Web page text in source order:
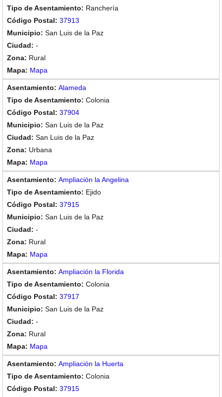
Ranchería
37913
San Luis de la Paz
-
Rural
Mapa
Alameda
Colonia
37904
San Luis de la Paz
San Luis de la Paz
Urbana
Mapa
Ampliación la Angelina
Ejido
37915
San Luis de la Paz
-
Rural
Mapa
Ampliación la Florida
Colonia
37917
San Luis de la Paz
-
Rural
Mapa
Ampliación la Huerta
Colonia
37915